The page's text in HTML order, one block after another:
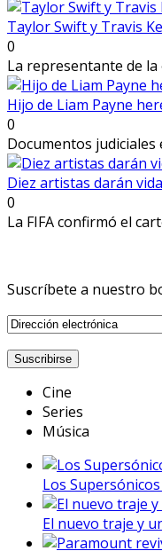
Taylor Swift y Travis
0
La representante de
Hijo de Liam Payne
0
Documentos
Diez artistas darán
0
La FIFA confirmó el
Suscríbete a nuestro
Cine
Series
Música
Los
El nuevo traje y